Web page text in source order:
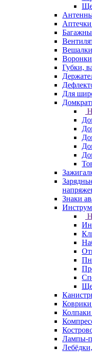
Вешалки
Воронки
Губки,
Для
Знаки
Коврики
Колпаки
Лампы-